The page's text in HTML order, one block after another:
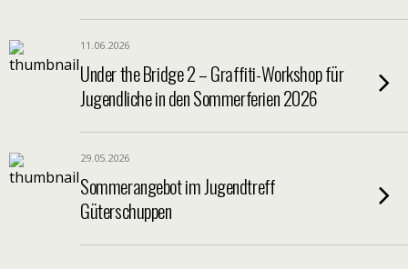
11.06.2026
Under the Bridge 2 – Graffiti-Workshop für
Jugendliche in den Sommerferien 2026
29.05.2026
Sommerangebot im Jugendtreff
Güterschuppen